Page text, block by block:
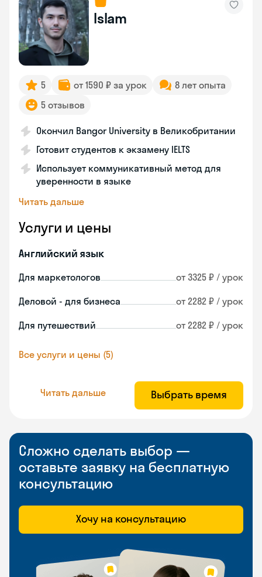
Islam
5 от 1590 ₽ за урок
8 лет опыта
5 отзывов
Окончил Bangor University в Великобритании
Готовит студентов к экзамену IELTS
Использует коммуникативный метод для
уверенности в языке
Читать дальше
Услуги и цены
Английский язык
Для маркетологов от 3325 ₽ / урок
Деловой - для бизнеса от 2282 ₽ / урок
Для путешествий от 2282 ₽ / урок
Все услуги и цены (5)
Читать дальше Выбрать время
Сложно сделать выбор —
оставьте заявку на бесплатную
консультацию
Хочу на консультацию